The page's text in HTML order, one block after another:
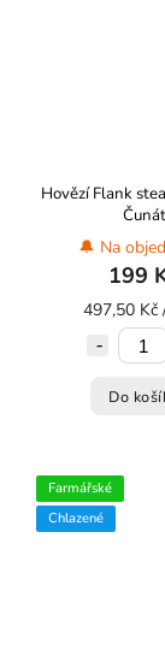
Hovězí Flank
Čunát
🔔 Na
199
497,50 Kč
Do
Farmářské
Chlazené